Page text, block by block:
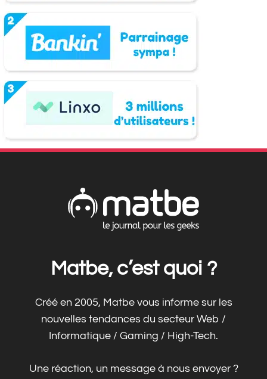
Matbe, c’est quoi ?
Créé en 2005, Matbe vous informe sur les
nouvelles tendances du secteur Web /
Informatique / Gaming / High-Tech.
Une réaction, un message à nous envoyer ?